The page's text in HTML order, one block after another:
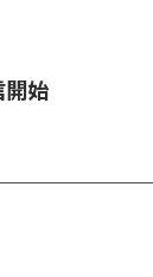
開始